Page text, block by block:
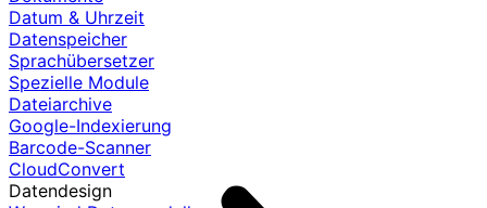
Datum & Uhrzeit
Datenspeicher
Sprachübersetzer
Spezielle Module
Dateiarchive
Google-Indexierung
Barcode-Scanner
CloudConvert
Datendesign